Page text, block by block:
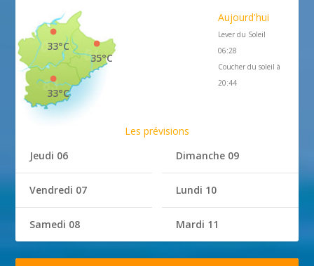
35°C
33°C
33°C
Aujourd'hui
Lever du Soleil
06:28
Coucher du soleil à
20:44
Les prévisions
Jeudi 06
Vendredi 07
Samedi 08
Dimanche 09
Lundi 10
Mardi 11